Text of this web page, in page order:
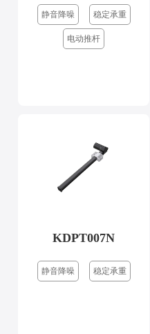
静音降噪 稳定承重
电动推杆
KDPT007N
静音降噪 稳定承重